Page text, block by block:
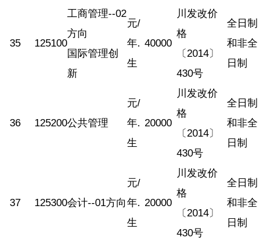
35 125100
工商管理--02
方向
国际管理创
新
元/
年.
生
40000
川发改价
格
〔2014〕
430号
全日制
和非全
日制
36 125200公共管理
元/
年.
生
20000
川发改价
格
〔2014〕
430号
全日制
和非全
日制
37 125300会计--01方向
元/
年.
生
20000
川发改价
格
〔2014〕
430号
全日制
和非全
日制